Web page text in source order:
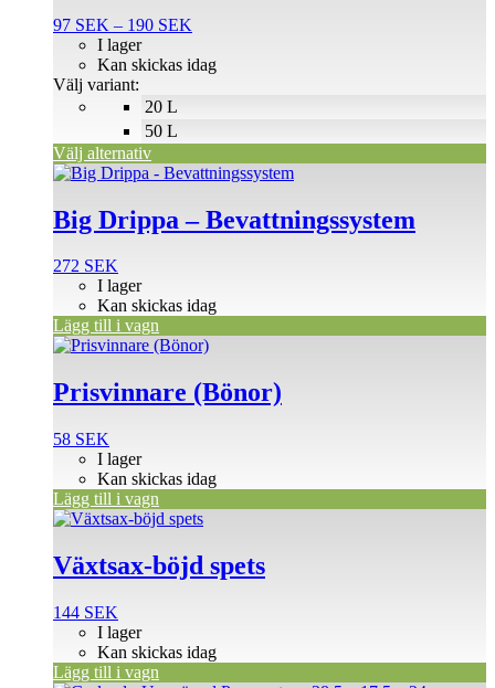
97 SEK – 190 SEK
till
20 L
50 L
I lager
Kan skickas idag
Välj variant:
Välj alternativ
varianter.
olika
alternativen
på
produktsidan
Big Drippa – Bevattningssystem
272 SEK
I lager
Kan skickas idag
Lägg till i vagn
Prisvinnare (Bönor)
58 SEK
I lager
Kan skickas idag
Lägg till i vagn
Växtsax-böjd spets
144 SEK
I lager
Kan skickas idag
Lägg till i vagn